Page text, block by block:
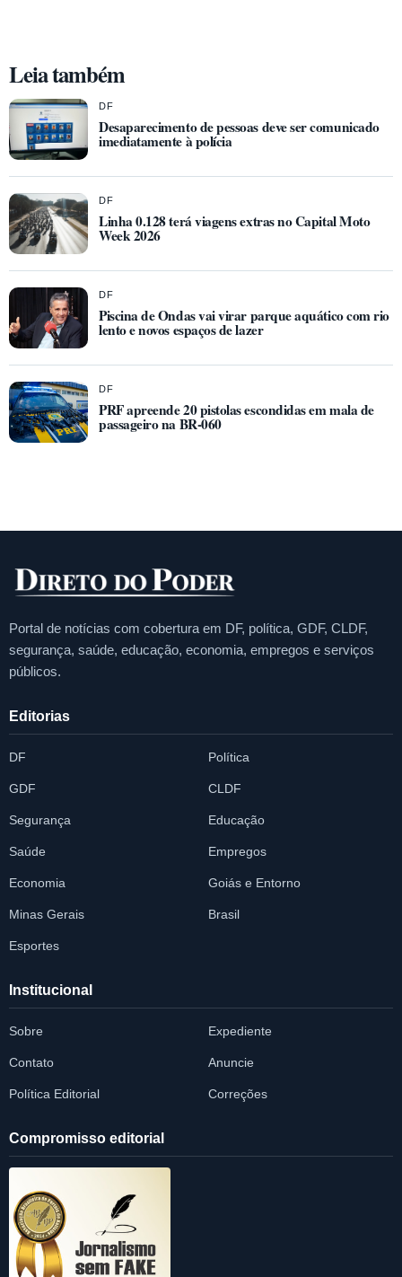
Leia também
DF
Desaparecimento de pessoas deve ser comunicado
imediatamente à polícia
DF
Linha 0.128 terá viagens extras no Capital Moto
Week 2026
DF
Piscina de Ondas vai virar parque aquático com rio
lento e novos espaços de lazer
DF
PRF apreende 20 pistolas escondidas em mala de
passageiro na BR-060
Portal de notícias com cobertura em DF, política, GDF, CLDF,
segurança, saúde, educação, economia, empregos e serviços
públicos.
Editorias
DF Política
GDF CLDF
Segurança Educação
Saúde Empregos
Economia Goiás e Entorno
Minas Gerais Brasil
Esportes
Institucional
Sobre Expediente
Contato Anuncie
Política Editorial Correções
Compromisso editorial